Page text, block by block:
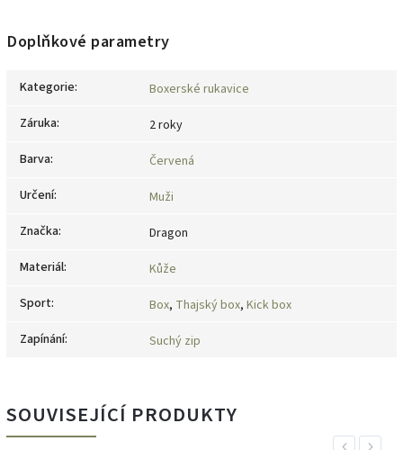
Doplňkové parametry
Kategorie:
Boxerské rukavice
Záruka:
2 roky
Barva:
Červená
Určení:
Muži
Značka:
Dragon
Materiál:
Kůže
Sport: Box, Thajský box, Kick box
Zapínání: Suchý zip
SOUVISEJÍCÍ PRODUKTY
Previous
Next